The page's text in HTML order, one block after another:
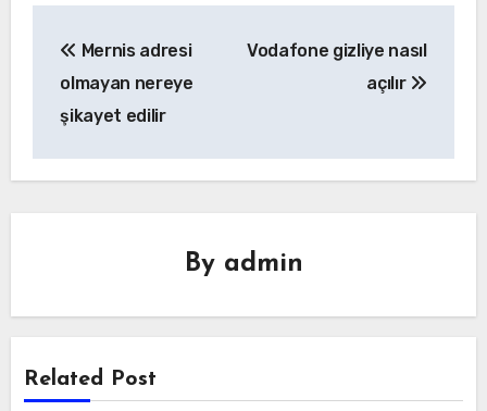
gezinmesi
Mernis adresi
olmayan nereye
şikayet edilir
Vodafone gizliye nasıl
açılır
By admin
Related Post